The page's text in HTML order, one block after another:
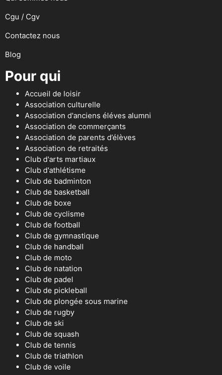
Cgu / Cgv
Contactez nous
Blog
Pour qui
Accueil de loisir
Association culturelle
Association d'anciens éléves alumni
Association de commerçants
Association de parents d’élèves
Association de retraités
Club d'arts martiaux
Club d'athlétisme
Club de badminton
Club de basketball
Club de boxe
Club de cyclisme
Club de football
Club de gymnastique
Club de handball
Club de moto
Club de natation
Club de padel
Club de pickleball
Club de plongée sous marine
Club de rugby
Club de ski
Club de squash
Club de tennis
Club de triathlon
Club de voile